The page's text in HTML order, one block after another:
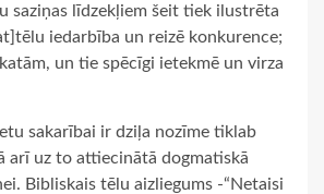
saziņas līdzekļiem šeit tiek ilustrēta
iedarbība un reizē konkurence;
un tie spēcīgi ietekmē un virza
sakarībai ir dziļa nozīme tiklab
arī uz to attiecinātā dogmatiskā
Bibliskais tēlu aizliegums -“Netaisi